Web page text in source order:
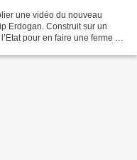
une vidéo du nouveau
Erdogan. Construit sur un
pour en faire une ferme et